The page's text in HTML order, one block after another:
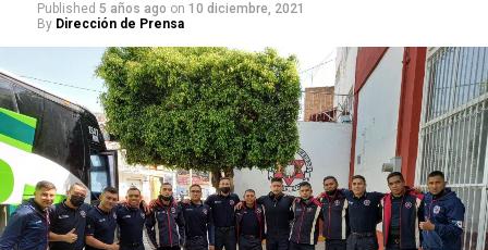
Published 5 años ago on 10 diciembre, 2021
By Dirección de Prensa